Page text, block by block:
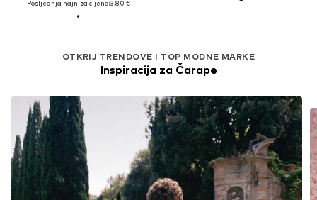
Posljednja najniža cijena:3,80 €
OTKRIJ TRENDOVE I TOP MODNE MARKE
Inspiracija za Čarape